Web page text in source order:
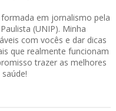
em jornalismo pela
(UNIP). Minha
com vocês e dar dicas
que realmente funcionam
trazer as melhores